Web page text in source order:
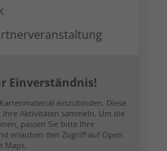
Einverständnis!
einzubinden. Diese
Aktivitäten sammeln. Um die
passen Sie bitte Ihre
erlauben den Zugriff auf Open
Maps.